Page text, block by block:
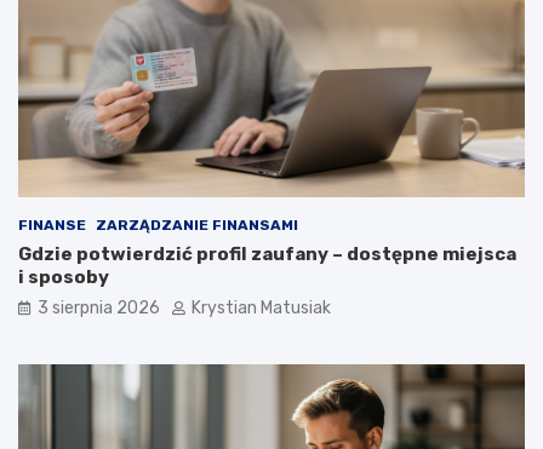
FINANSE ZARZĄDZANIE FINANSAMI
Gdzie potwierdzić profil zaufany – dostępne miejsca
i sposoby
3 sierpnia 2026 Krystian Matusiak